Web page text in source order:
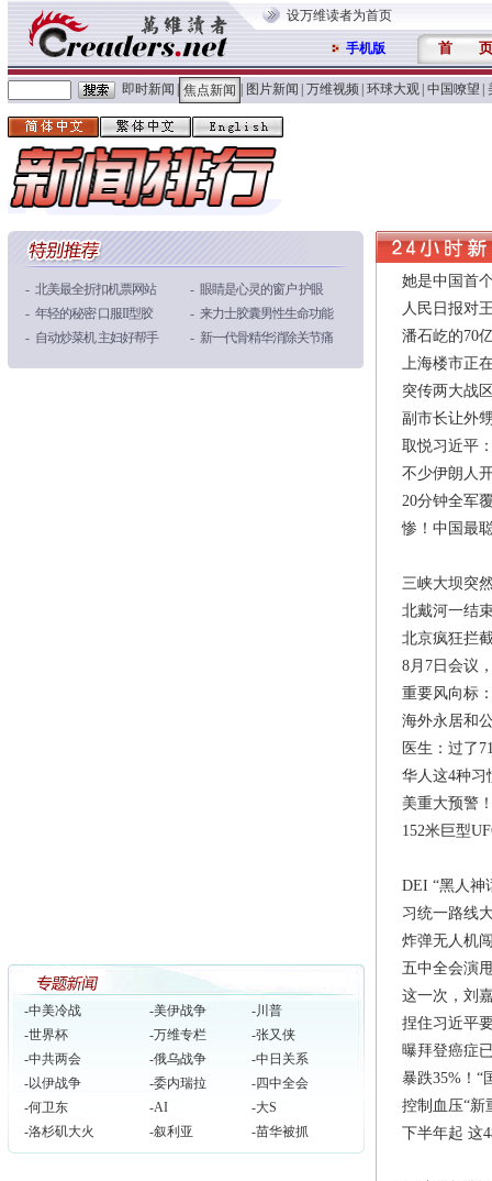
设万维读者为首页
手机版 首 页
即时新闻 焦点新闻 图片新闻 万维视频 环球大观 中国嘹望
- 北美最全折扣机票网站 - 眼睛是心灵的窗户 护眼
- 年轻的秘密 口服II型胶 - 来力士胶囊男性生命功能
- 自动炒菜机 主妇好帮手 - 新一代骨精华消除关节痛
-中美冷战 -美伊战争
-川普
-世界杯
-万维专栏
-张又侠
-中共两会
-俄乌战争
-中日关系
-以伊战争
-委内瑞拉
-四中全会
-何卫东
-AI
-大S
-洛杉矶大火
-叙利亚
-苗华被抓
-美国大选
-以哈战争 -巴黎奥运
她是中国首
人民日报对
潘石屹的70
上海楼市正
突传两大战
副市长让外
取悦习近平
不少伊朗人
20分钟全军
惨！中国最
三峡大坝突
北戴河一结
北京疯狂拦
8月7日会议
重要风向标
海外永居和
医生：过了
华人这4种习
美重大预警
152米巨型
DEI “黑人神
习统一路线
炸弹无人机
五中全会演
这一次，刘
捏住习近平
曝拜登癌症
暴跌35%！“
控制血压“新
下半年起 这